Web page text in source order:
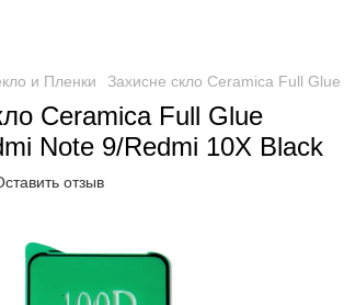
и Пленки Захисне скло Ceramica Full
Ceramica Full Glue
Note 9/Redmi 10X Black
отзыв